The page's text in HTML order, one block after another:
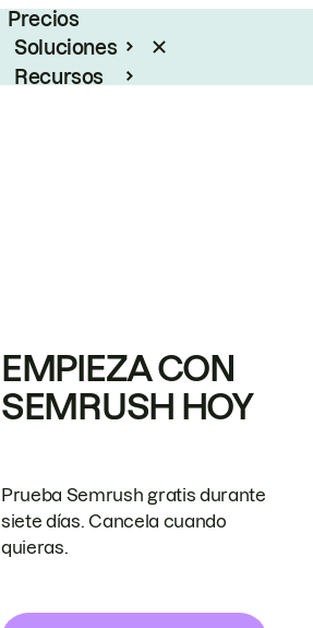
Precios
Soluciones
Recursos
EMPIEZA CON
SEMRUSH HOY
Prueba Semrush gratis durante
siete días. Cancela cuando
quieras.